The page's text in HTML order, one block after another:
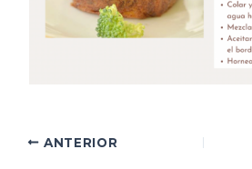
ANTERIOR